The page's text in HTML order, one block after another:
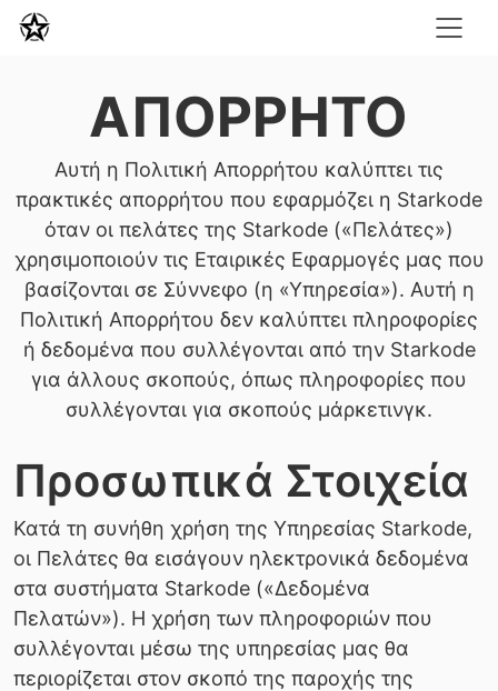
ΑΠΌΡΡΗΤΟ
Αυτή η Πολιτική Απορρήτου καλύπτει τις
πρακτικές απορρήτου που εφαρμόζει η Starkode
όταν οι πελάτες της Starkode («Πελάτες»)
χρησιμοποιούν τις Εταιρικές Εφαρμογές μας που
βασίζονται σε Σύννεφο (η «Υπηρεσία»). Αυτή η
Πολιτική Απορρήτου δεν καλύπτει πληροφορίες
ή δεδομένα που συλλέγονται από την Starkode
για άλλους σκοπούς, όπως πληροφορίες που
συλλέγονται για σκοπούς μάρκετινγκ.
Προσωπικά Στοιχεία
Κατά τη συνήθη χρήση της Υπηρεσίας Starkode,
οι Πελάτες θα εισάγουν ηλεκτρονικά δεδομένα
στα συστήματα Starkode («Δεδομένα
Πελατών»). Η χρήση των πληροφοριών που
συλλέγονται μέσω της υπηρεσίας μας θα
περιορίζεται στον σκοπό της παροχής της